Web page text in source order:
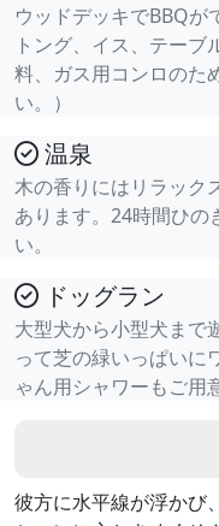
ウッドデッキでBBQが
トング、イス、テー
料、ガス用コンロのた
い。）
温泉
木の香りにはリラック
あります。24時間ひの
い。
ドッグラン
大型犬から小型犬まで
って芝の緑いっぱいに
ゃん用シャワーもご用
彼方に水平線が浮かび